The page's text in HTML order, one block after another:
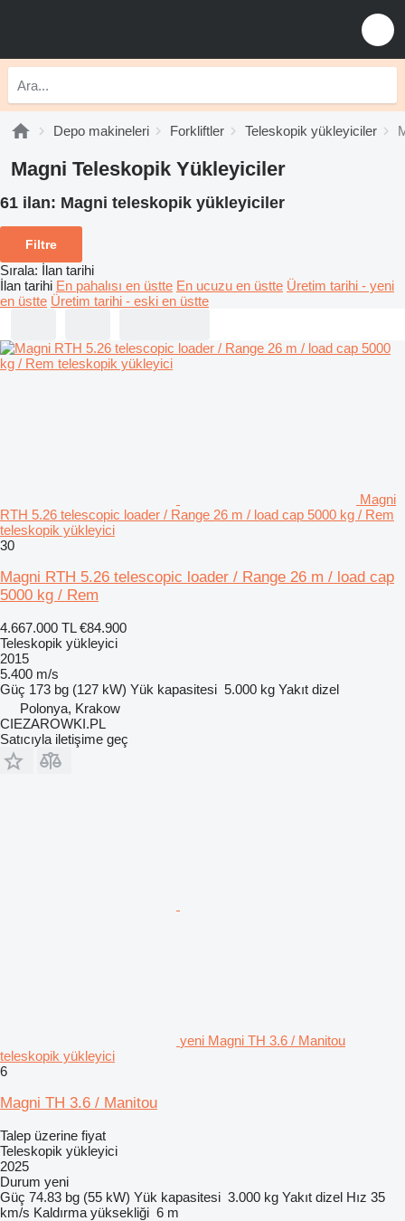
Depo makineleri Forkliftler Teleskopik yükleyiciler
Magni Teleskopik Yükleyiciler
61 ilan: Magni teleskopik yükleyiciler
Filtre
Sırala: İlan tarihi
İlan tarihi En pahalısı en üstte En ucuzu en üstte Üretim tarihi - yeni
en üstte Üretim tarihi - eski en üstte
Magni
RTH 5.26 telescopic loader / Range 26 m / load cap 5000 kg / Rem
teleskopik yükleyici
30
Magni RTH 5.26 telescopic loader / Range 26 m / load cap
5000 kg / Rem
4.667.000 TL €84.900
Teleskopik yükleyici
2015
5.400 m/s
Güç 173 bg (127 kW) Yük kapasitesi 5.000 kg Yakıt dizel
Polonya, Krakow
CIEZAROWKI.PL
Satıcıyla iletişime geç
yeni Magni TH 3.6 / Manitou
teleskopik yükleyici
6
Magni TH 3.6 / Manitou
Talep üzerine fiyat
Teleskopik yükleyici
2025
Durum yeni
Güç 74.83 bg (55 kW) Yük kapasitesi 3.000 kg Yakıt dizel Hız 35
km/s Kaldırma yüksekliği 6 m